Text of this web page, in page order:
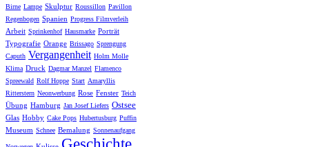
Birne Lampe Skulptur Roussillon Pavillon
Regenbogen Spanien Progress Filmverleih
Arbeit Sprinkenhof Hausmarke Porträt
Typografie Orange Brissago Sprengung
Caputh Vergangenheit Holm Molle
Klima Druck Dagmar Manzel Flamenco
Spreewald Rolf Hoppe Start Amaryllis
Ritterstern Neonwerbung Rose Fenster Teich
Übung Hamburg Jan Josef Liefers Ostsee
Glas Hobby Cake Pops Hubertusburg Puffin
Museum Schnee Bemalung Sonnenaufgang